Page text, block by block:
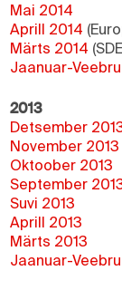
Mai 2014
Aprill 2014
Märts 2014
Jaanuar-
2013
Detsember
November 2013
Oktoober 2013
September
Suvi 2013
Aprill 2013
Märts 2013
Jaanuar-